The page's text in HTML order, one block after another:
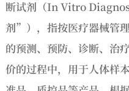
断试剂（In Vitro
剂”），指按医疗器械管
的预测、预防、诊断、治
价的过程中，用于人体样